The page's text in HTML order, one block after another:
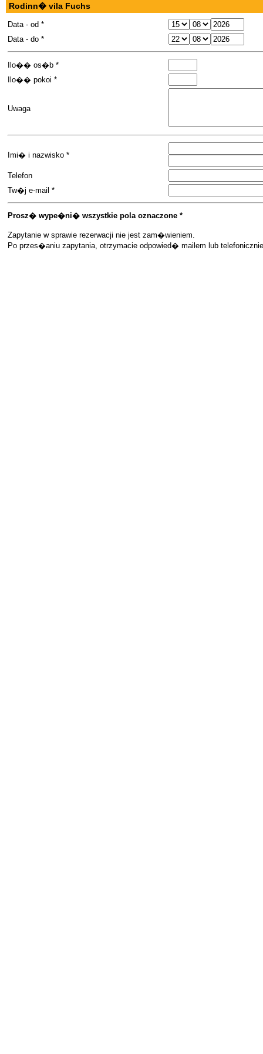
Rodinn� vila Fuchs
Data - od *
Data - do *
Ilo�� os�b *
Ilo�� pokoi *
Uwaga
Imi� i nazwisko *
Telefon
Tw�j e-mail *
Prosz� wype�ni� wszystkie pola oznaczone *
Zapytanie w sprawie rezerwacji nie jest zam�wieniem.
Po przes�aniu zapytania, otrzymacie odpowied� mailem lub